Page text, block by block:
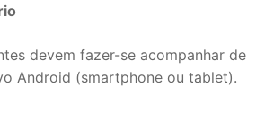
devem fazer-se acompanhar de
Android (smartphone ou tablet).